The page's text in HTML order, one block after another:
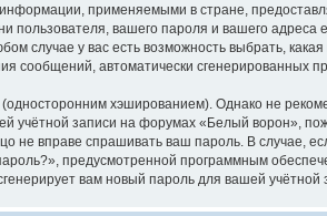
применяемыми в стране,
пользователя, вашего пароля и вашего адреса
случае у вас есть возможность выбрать,
сообщений, автоматически сгенерированных
хэшированием). Однако не
учётной записи на форумах «Белый ворон»,
не вправе спрашивать ваш пароль. В случае,
предусмотренной программным
вам новый пароль для вашей учётной